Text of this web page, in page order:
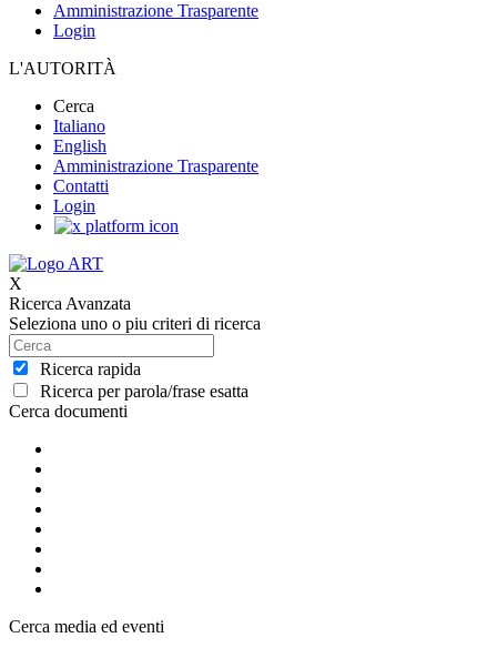
Amministrazione Trasparente
Login
L'AUTORITÀ
Cerca
Italiano
English
Amministrazione Trasparente
Contatti
Login
X
Ricerca Avanzata
Seleziona uno o piu criteri di ricerca
Ricerca rapida
Ricerca per parola/frase esatta
Cerca documenti
Cerca media ed eventi